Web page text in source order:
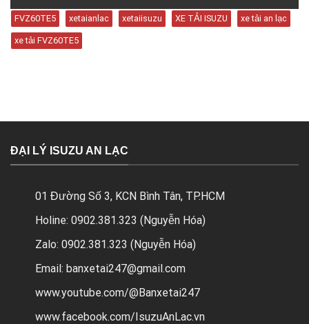
FVZ60TE5 xetaianlac xetaiisuzu XE TẢI ISUZU xe tải an lạc
xe tải FVZ60TE5
ĐẠI LÝ ISUZU AN LẠC
01 Đường Số 3, KCN Bình Tân, TP.HCM
Holine: 0902.381.323 (Nguyễn Hóa)
Zalo: 0902.381.323 (Nguyễn Hóa)
Email: banxetai247@gmail.com
www.youtube.com/@Banxetai247
www.facebook.com/IsuzuAnLac.vn